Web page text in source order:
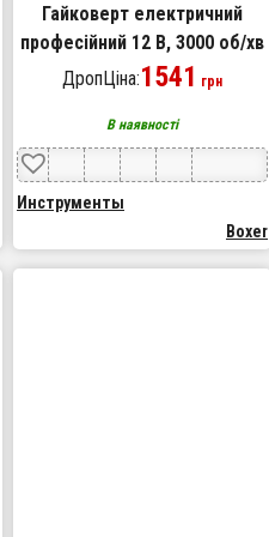
Гайковерт електричний
професійний 12 В, 3000 об/хв
Boxer BX-479
ДропЦіна:1541 грн
В наявності
Инструменты
Boxer